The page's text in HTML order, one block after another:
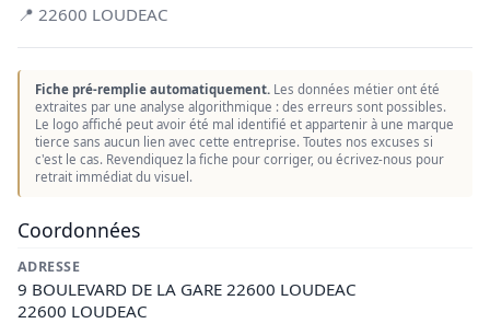
📍 22600 LOUDEAC
Fiche pré-remplie automatiquement. Les données métier ont été
extraites par une analyse algorithmique : des erreurs sont possibles.
Le logo affiché peut avoir été mal identifié et appartenir à une marque
tierce sans aucun lien avec cette entreprise. Toutes nos excuses si
c'est le cas. Revendiquez la fiche pour corriger, ou écrivez-nous pour
retrait immédiat du visuel.
Coordonnées
ADRESSE
9 BOULEVARD DE LA GARE 22600 LOUDEAC
22600 LOUDEAC